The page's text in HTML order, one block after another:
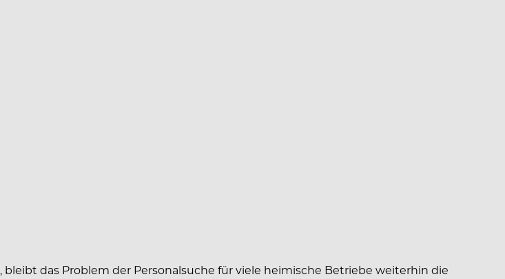
, bleibt das Problem der Personalsuche für viele heimische Betriebe weiterhin die